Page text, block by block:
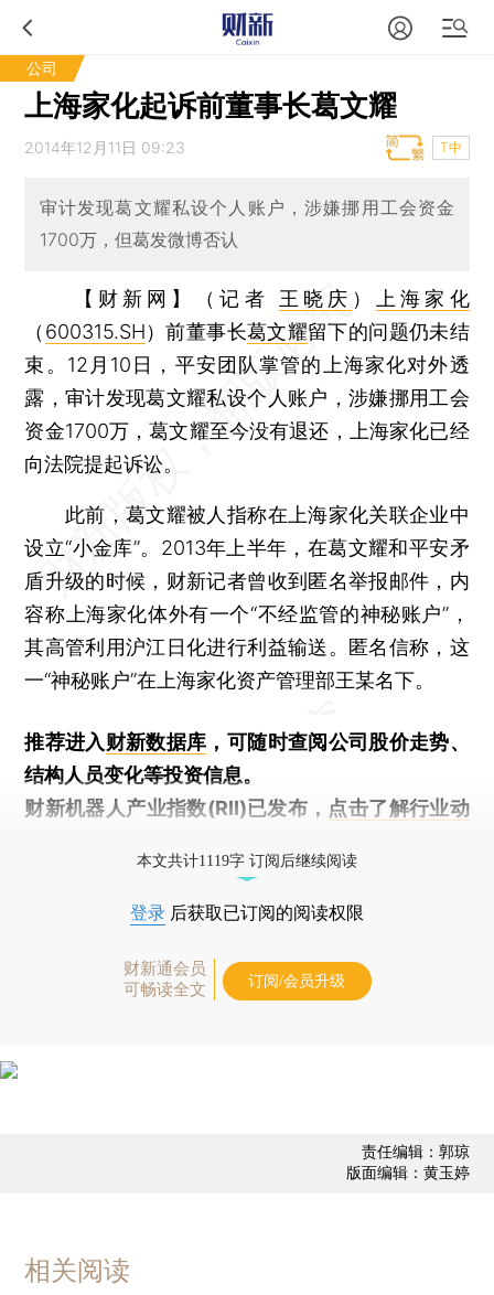
公司
上海家化起诉前董事长葛文耀
2014年12月11日 09:23 T中
审计发现葛文耀私设个人账户，涉嫌挪用工会资金
1700万，但葛发微博否认
【财新网】（记者 王晓庆 ）
上海家化
（ 600315.SH）前董事长葛文耀留下的问题仍未结
束。12月10日，平安团队掌管的上海家化对外透
露，审计发现葛文耀私设个人账户，涉嫌挪用工会
资金1700万，葛文耀至今没有退还，上海家化已经
向法院提起诉讼。
此前，葛文耀被人指称在上海家化关联企业中
设立“小金库”。2013年上半年，在葛文耀和平安矛
盾升级的时候，财新记者曾收到匿名举报邮件，内
容称上海家化体外有一个“不经监管的神秘账户”，
其高管利用沪江日化进行利益输送。匿名信称，这
一“神秘账户”在上海家化资产管理部王某名下。
推荐进入财新数据库 ，可随时查阅公司股价走势、
结构人员变化等投资信息。
财新机器人产业指数(RII)已发布， 点击了解行业动
本文共计1119字 订阅后继续阅读
登录 后获取已订阅的阅读权限
财新通会员
可畅读全文
订阅/会员升级
责任编辑：郭琼
版面编辑：黄玉婷
相关阅读